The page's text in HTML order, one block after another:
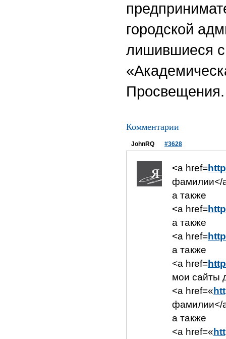
городской
лишившиеся
«
Просвещения.
Комментарии
JohnRQ #3628
<a href=
фамилии</
а также
<a href=
а также
<a href=
а также
<a href=
мои сайты
<a href=«
фамилии</
а также
<a href=«